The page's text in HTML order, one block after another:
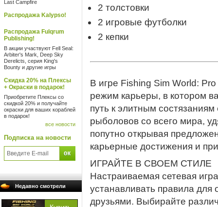
Last Campfire
Распродажа Kalypso!
Распродажа Fulqrum
Publishing!
В акции участвуют Fell Seal:
Arbiter's Mark, Deep Sky
Derelicts, серия King's
Bounty и другие игры
Скидка 20% на Плексы
+ Окраски в подарок!
Приобретите Плексы со
скидкой 20% и получайте
окраски для ваших кораблей
в подарок!
все новости
Подписка на новости
Недавно смотрели
2 толстовки
2 игровые футболки
2 кепки
В игре Fishing Sim World:
режим карьеры, в котором
путь к элитным
рыболовов со всего мира,
попутно открывая
карьерные достижения и
ИГРАЙТЕ В СВОЕМ СТИЛЕ
Настраиваемая сетевая
устанавливать правила для
друзьями. Выбирайте